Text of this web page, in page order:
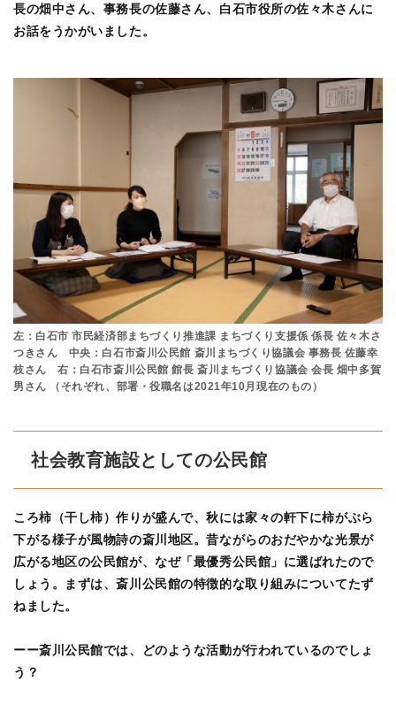
長の畑中さん、事務長の佐藤さん、白石市役所の佐々木さんに
お話をうかがいました。
左：白石市 市民経済部まちづくり推進課 まちづくり支援係 係長 佐々木さ
つきさん 中央：白石市斎川公民館 斎川まちづくり協議会 事務長 佐藤幸
枝さん 右：白石市斎川公民館 館長 斎川まちづくり協議会 会長 畑中多賀
男さん （それぞれ、部署・役職名は2021年10月現在のもの）
社会教育施設としての公民館
ころ柿（干し柿）作りが盛んで、秋には家々の軒下に柿がぶら
下がる様子が風物詩の斎川地区。昔ながらのおだやかな光景が
広がる地区の公民館が、なぜ「最優秀公民館」に選ばれたので
しょう。まずは、斎川公民館の特徴的な取り組みについてたず
ねました。
ーー斎川公民館では、どのような活動が行われているのでしょ
う？